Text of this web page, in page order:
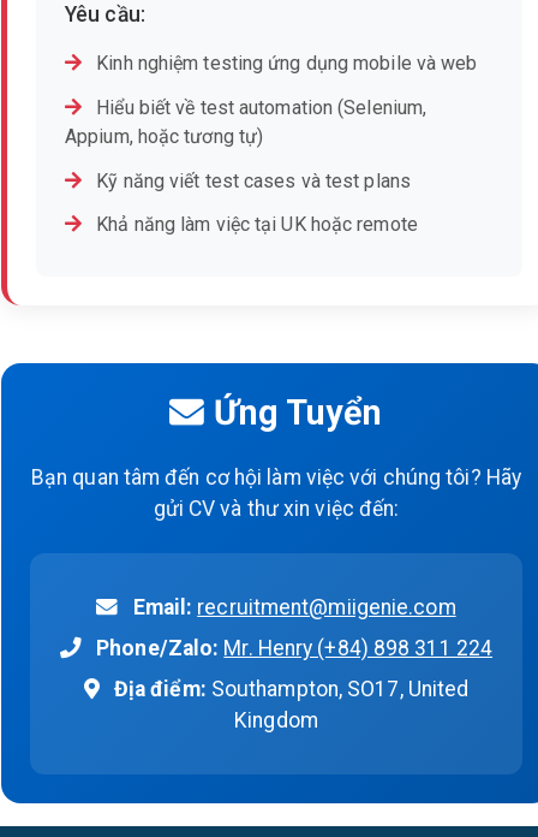
Yêu cầu:
Kinh nghiệm testing ứng dụng mobile và web
Hiểu biết về test automation (Selenium,
Appium, hoặc tương tự)
Kỹ năng viết test cases và test plans
Khả năng làm việc tại UK hoặc remote
Ứng Tuyển
Bạn quan tâm đến cơ hội làm việc với chúng tôi? Hãy
gửi CV và thư xin việc đến:
Email: recruitment@miigenie.com
Phone/Zalo: Mr. Henry (+84) 898 311 224
Địa điểm: Southampton, SO17, United
Kingdom